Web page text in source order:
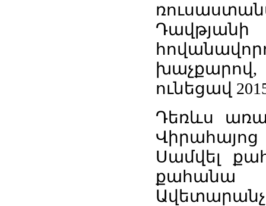
Դավթյանի
խաչքարով
ունեցավ
Դեռևս
Վիրահայոց
Սամվել
քահանա